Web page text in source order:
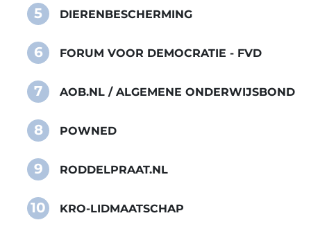
5 DIERENBESCHERMING
6 FORUM VOOR DEMOCRATIE - FVD
7 AOB.NL / ALGEMENE ONDERWIJSBOND
8 POWNED
9 RODDELPRAAT.NL
10 KRO-LIDMAATSCHAP